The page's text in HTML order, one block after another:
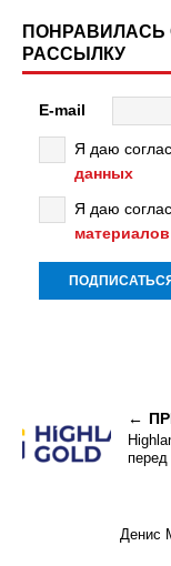
ПОНРАВИЛАСЬ
РАССЫЛКУ
E-mail
Я даю
данных
Я даю
материалов
перед
Денис